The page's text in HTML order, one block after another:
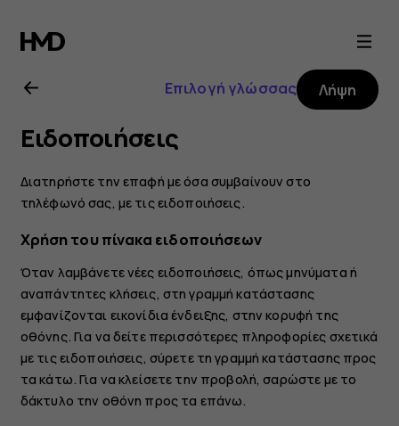
Οδηγίες
χρήσης
Nokia
4.2
Επιλογή γλώσσας Λήψη
Ειδοποιήσεις
Διατηρήστε την επαφή με όσα συμβαίνουν στο
τηλέφωνό σας, με τις ειδοποιήσεις.
Χρήση του πίνακα ειδοποιήσεων
Όταν λαμβάνετε νέες ειδοποιήσεις, όπως μηνύματα ή
αναπάντητες κλήσεις, στη γραμμή κατάστασης
εμφανίζονται εικονίδια ένδειξης, στην κορυφή της
οθόνης. Για να δείτε περισσότερες πληροφορίες σχετικά
με τις ειδοποιήσεις, σύρετε τη γραμμή κατάστασης προς
τα κάτω. Για να κλείσετε την προβολή, σαρώστε με το
δάκτυλο την οθόνη προς τα επάνω.